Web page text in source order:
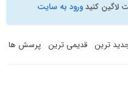
لاگین کنیدورود به سایت
ترین قدیمی ترین پرسش ها